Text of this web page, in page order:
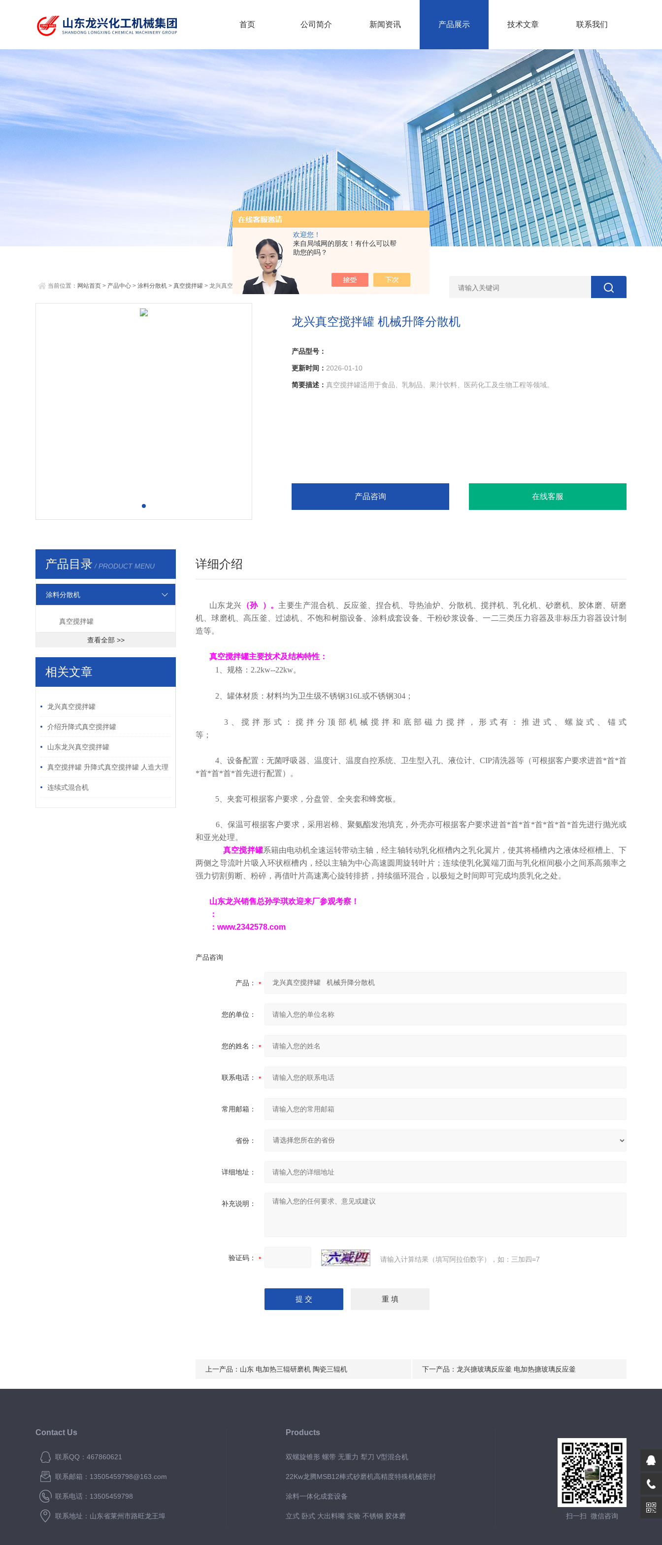
欢迎您！
来自局域网的朋友！有什么可以帮
助您的吗？
首页 公司简介 新闻资讯 产品展示 技术文章 联系我们
当前位置： 网站首页 > 产品中心 > 涂料分散机 > 真空搅拌罐 > 龙兴真空搅拌罐 机械升降分散机
龙兴真空搅拌罐 机械升降分散机
产品型号：
更新时间： 2026-01-10
简要描述： 真空搅拌罐适用于食品、乳制品、果汁饮料、医药化工及生物工程等领域。
产品咨询 在线客服
产品目录 / PRODUCT MENU
涂料分散机
真空搅拌罐
查看全部 >>
相关文章
龙兴真空搅拌罐
介绍升降式真空搅拌罐
山东龙兴真空搅拌罐
真空搅拌罐 升降式真空搅拌罐 人造大理
石 连续式混合机
详细介绍
山东龙兴 （孙 ）。 主要生产混合机、反应釜、捏合机、导热油炉、分散机、搅拌机、乳化机、砂磨机、胶体磨、研磨
机、球磨机、高压釜、过滤机、不饱和树脂设备、涂料成套设备、干粉砂浆设备、一二三类压力容器及非标压力容器设计制
造等。
真空搅拌罐主要技术及结构特性：
1、 规格：2.2kw--22kw。
2、 罐体材质： 材料均为卫生级不锈钢316L或不锈钢304 ；
3、搅拌形式： 搅拌分顶部机械搅拌和底部磁力搅拌 ， 形式有 ：推进式、螺旋式、锚式
等 ；
4 、设备配置： 无菌呼吸器、温度计、 温度自控系统、卫生型入孔、液位计、CIP清洗器等（可根据客户要求进首*首*首
*首*首*首*首先进行配置） 。
5 、夹套可根据客户要求，分盘管、全夹套和蜂窝板。
6、保温可根据客户要求，采用岩棉
聚氨酯发泡填充，外壳亦可根据客户要求进首*首*首*首*首*首*首先进行抛光或
和亚光处理。
真空搅拌罐系籍由电动机全速运转带动主轴，经主轴转动乳化框槽内之乳化翼片，使其将桶槽内之液体经框槽上、下
两侧之导流叶片吸入环状框槽内，经以主轴为中心高速圆周旋转叶片；连续使乳化翼端刀面与乳化框间极小之间系高频率之
强力切割剪断、粉碎，再借叶片高速离心旋转排挤，持续循环混合，以极短之时间即可完成均质乳化之处。
山东龙兴销售总孙学琪欢迎来厂参观考察！
：
： www.2342578.com
产品咨询
产品：
您的单位：
您的姓名：
联系电话：
常用邮箱：
省份：
详细地址：
补充说明：
验证码： 请输入计算结果（填写阿拉伯数字），如：三加四=7
上一产品： 山东 电加热三辊研磨机 陶瓷三辊机 下一产品： 龙兴搪玻璃反应釜 电加热搪玻璃反应釜
Contact Us
联系QQ：467860621
联系邮箱：13505459798@163.com
联系电话：13505459798
联系地址：山东省莱州市路旺龙王埠
Products
双螺旋锥形 螺带 无重力 犁刀 V型混合机
22Kw龙腾MSB12棒式砂磨机高精度特殊机械密封
涂料一体化成套设备
立式 卧式 大出料嘴 实验 不锈钢 胶体磨 扫一扫 微信咨询